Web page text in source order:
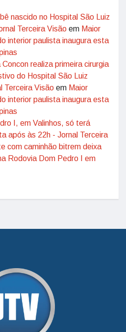
nascido no Hospital São Luiz
Terceira Visão em Maior
interior paulista inaugura esta
Concon realiza primeira cirurgia
do Hospital São Luiz
Terceira Visão em Maior
interior paulista inaugura esta
I, em Valinhos, só terá
após às 22h - Jornal Terceira
com caminhão bitrem deixa
Rodovia Dom Pedro I em